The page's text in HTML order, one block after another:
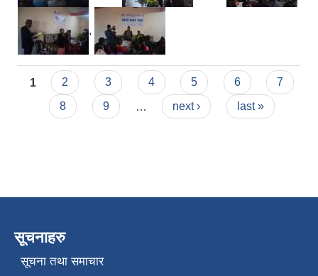
,
Pages
1 2 3 4 5 6
7
8
9 next › last »
सूचनाहरु
सूचना तथा समाचार